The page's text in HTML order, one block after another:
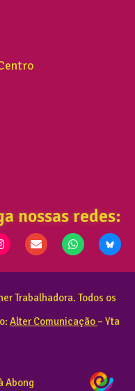
nossas redes:
Trabalhadora. Todos os
Alter Comunicação – Yta
Abong